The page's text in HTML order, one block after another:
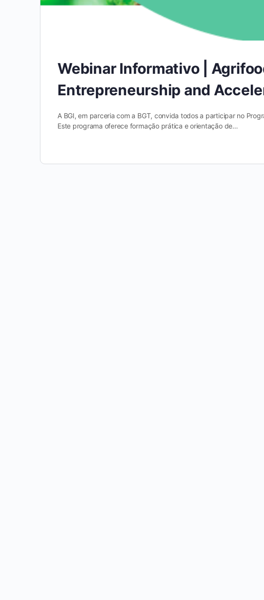
Webinar Informativo |
Entrepreneurship and
A BGI, em parceria com a BGT, convida todos a participar no
Este programa oferece formação prática e orientação de…